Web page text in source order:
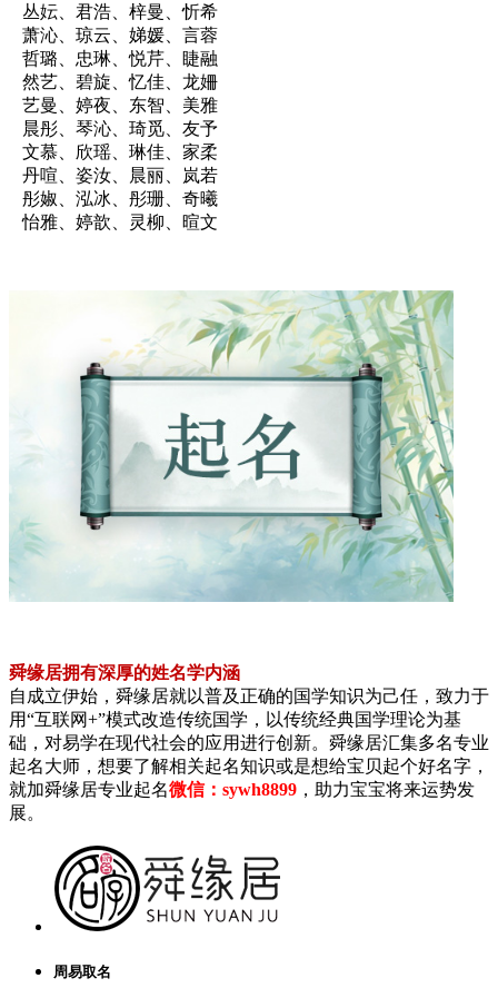
丛妘、君浩、梓曼、忻希
萧沁、琼云、娣媛、言蓉
哲璐、忠琳、悦芹、睫融
然艺、碧旋、忆佳、龙姍
艺曼、婷夜、东智、美雅
晨彤、琴沁、琦觅、友予
文慕、欣瑶、琳佳、家柔
丹喧、姿汝、晨丽、岚若
彤婌、泓冰、彤珊、奇曦
怡雅、婷歆、灵柳、暄文
舜缘居拥有深厚的姓名学内涵
自成立伊始，舜缘居就以普及正确的国学知识为己任，致力于
用“互联网+”模式改造传统国学，以传统经典国学理论为基
础，对易学在现代社会的应用进行创新。舜缘居汇集多名专业
起名大师，想要了解相关起名知识或是想给宝贝起个好名字，
就加舜缘居专业起名微信：sywh8899 ，助力宝宝将来运势发
展。
周易取名